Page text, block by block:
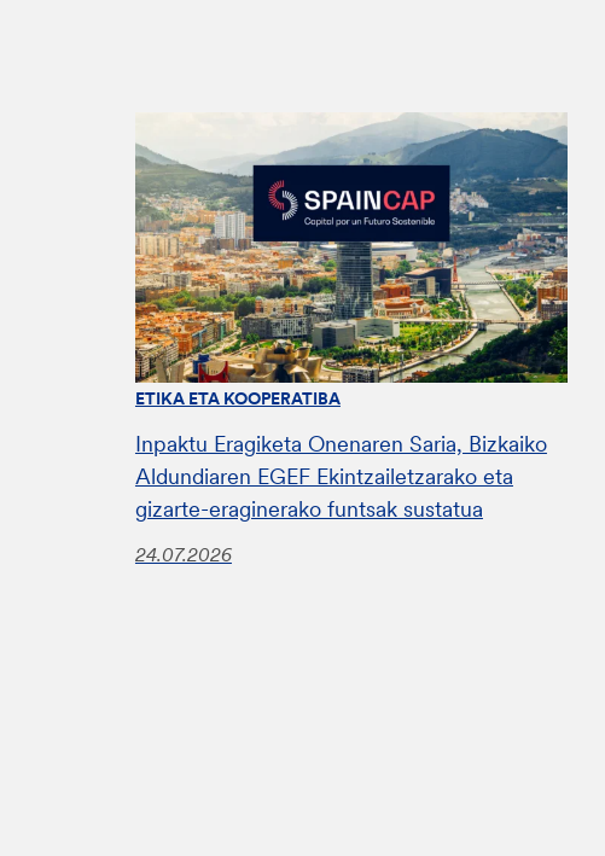
ETIKA ETA KOOPERATIBA
Inpaktu Eragiketa Onenaren Saria, Bizkaiko
Aldundiaren EGEF Ekintzailetzarako eta
gizarte-eraginerako funtsak sustatua
24.07.2026